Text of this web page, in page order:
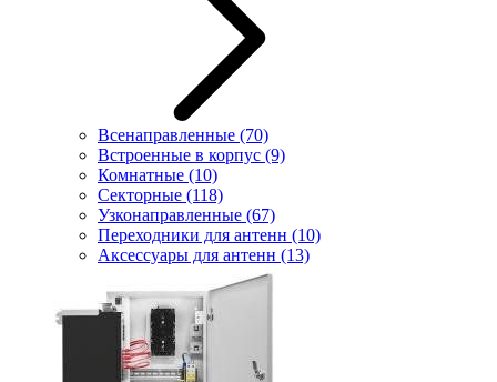
Всенаправленные (70)
Встроенные в корпус (9)
Комнатные (10)
Секторные (118)
Узконаправленные (67)
Переходники для антенн (10)
Аксессуары для антенн (13)